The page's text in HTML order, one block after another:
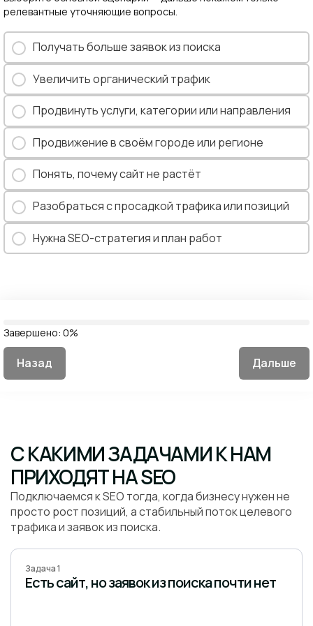
релевантные уточняющие вопросы.
Получать больше заявок из поиска
Увеличить органический трафик
Продвинуть услуги, категории или направления
Продвижение в своём городе или регионе
Понять, почему сайт не растёт
Разобраться с просадкой трафика или позиций
Нужна SEO-стратегия и план работ
Завершено: 0%
Назад Дальше
С КАКИМИ ЗАДАЧАМИ К НАМ
ПРИХОДЯТ НА SEO
Подключаемся к SEO тогда, когда бизнесу нужен не
просто рост позиций, а стабильный поток целевого
трафика и заявок из поиска.
Задача 1
Есть сайт, но заявок из поиска почти нет